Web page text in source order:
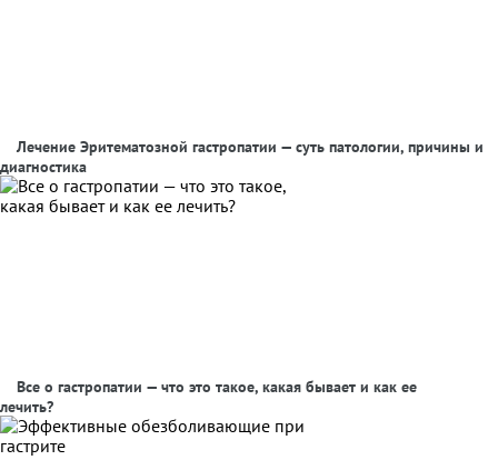
Лечение Эритематозной гастропатии — суть патологии, причины и
диагностика
Все о гастропатии — что это такое, какая бывает и как ее
лечить?